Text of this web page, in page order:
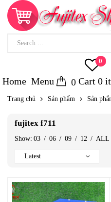
0
Home Menu 0 Cart 0
Trang chủ Sản phẩm Sản
fujitex f711
Show: 03 / 06 / 09 / 12 / ALL